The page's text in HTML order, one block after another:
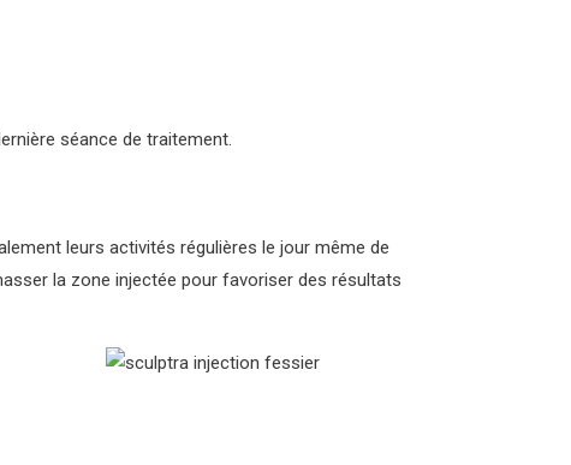
séance de traitement.
leurs activités régulières le jour même de
la zone injectée pour favoriser des résultats